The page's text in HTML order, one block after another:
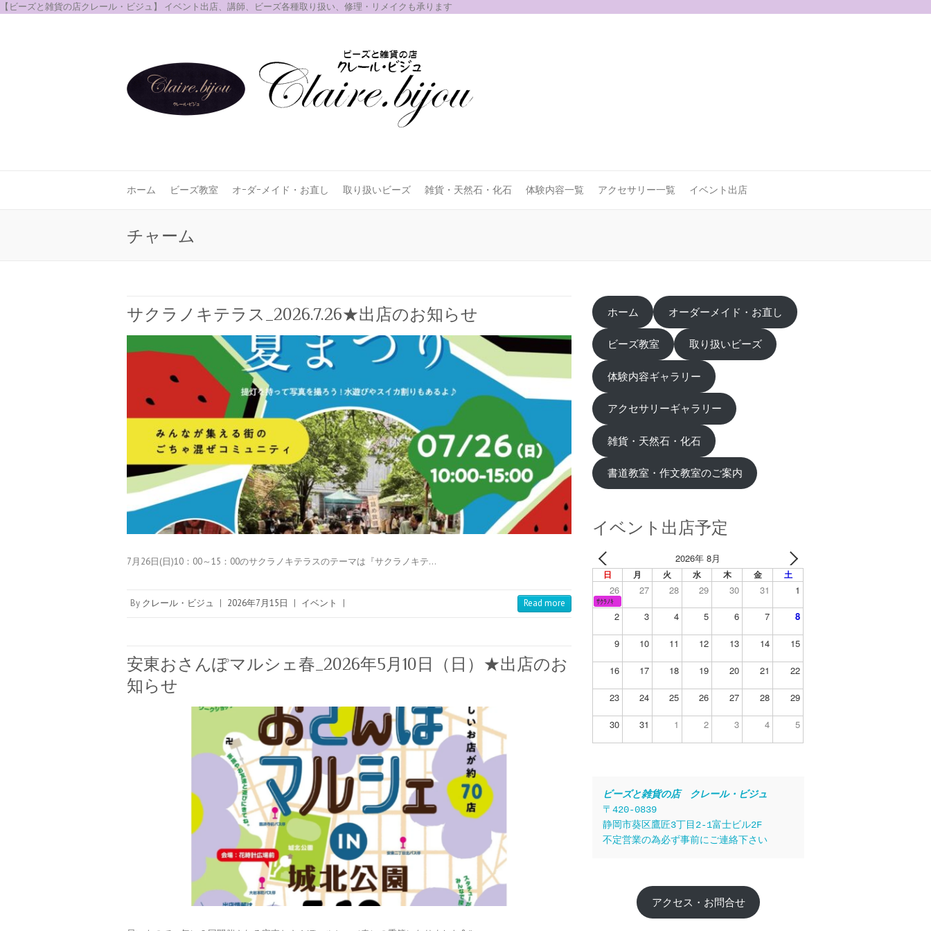
【ビーズと雑貨の店クレール・ビジュ】 イベント出店、講師、ビーズ各種取り扱い、修理・リメイクも承ります
ホーム ビーズ教室 オｰダｰメイド・お直し 取り扱いビーズ 雑貨・天然石・化石 体験内容一覧 アクセサリー一覧 イベント出店
チャーム
サクラノキテラス_2026.7.26★出店のお知らせ
7月26日(日)10：00～15：00のサクラノキテラスのテーマは『サクラノキテ…
By クレール・ビジュ | 2026年7月15日 | イベント | Read more
安東おさんぽマルシェ春_2026年5月10日（日）★出店のお
知らせ
ホーム オーダーメイド・お直し
ビーズ教室 取り扱いビーズ
体験内容ギャラリー
アクセサリーギャラリー
雑貨・天然石・化石
書道教室・作文教室のご案内
イベント出店予定
2026年 8月
日 月 火 水 木 金 土
26 27 28 29 30 31 1
ｻｸﾗﾉｷ
2 3 4 5 6 7 8
9 10 11 12 13 14 15
16 17 18 19 20 21 22
23 24 25 26 27 28 29
30 31 1 2 3 4 5
ビーズと雑貨の店　クレール・ビジュ
〒420-0839
静岡市葵区鷹匠3丁目2-1富士ビル2F
不定営業の為必ず事前にご連絡下さい
アクセス・お問合せ